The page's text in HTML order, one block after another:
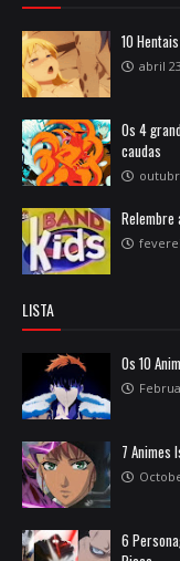
10
abril
Os 4
caudas
Relembre
LISTA
Os 10
7 Animes
6